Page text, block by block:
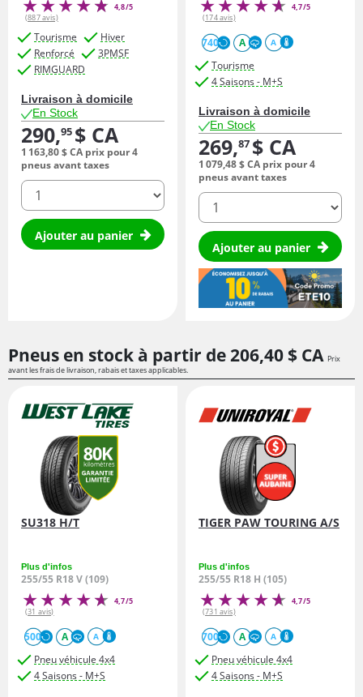
4,8/5
(887 avis)
Tourisme
Hiver
Renforcé
3PMSF
RIMGUARD
Livraison à domicile
En Stock
290,95 $ CA
1 163,80$ CA prix pour 4
pneus avant taxes
quantité
Ajouter au panier
4,7/5
(174 avis)
740 A A
Tourisme
4 Saisons - M+S
Livraison à domicile
En Stock
269,87 $ CA
1 079,48$ CA prix pour 4
pneus avant taxes
quantité
Ajouter au panier
Pneus en stock à partir de206,40 $ CA Prix
avant les frais de livraison, rabais et taxes applicables.
SU318 H/T
Plus d'infos
255/55 R18 V (109)
4,7/5
(31 avis)
500 A A
Pneu véhicule 4x4
4 Saisons - M+S
TIGER PAW TOURING A/S
Plus d'infos
255/55 R18 H (105)
4,7/5
(731 avis)
700 A A
Pneu véhicule 4x4
4 Saisons - M+S